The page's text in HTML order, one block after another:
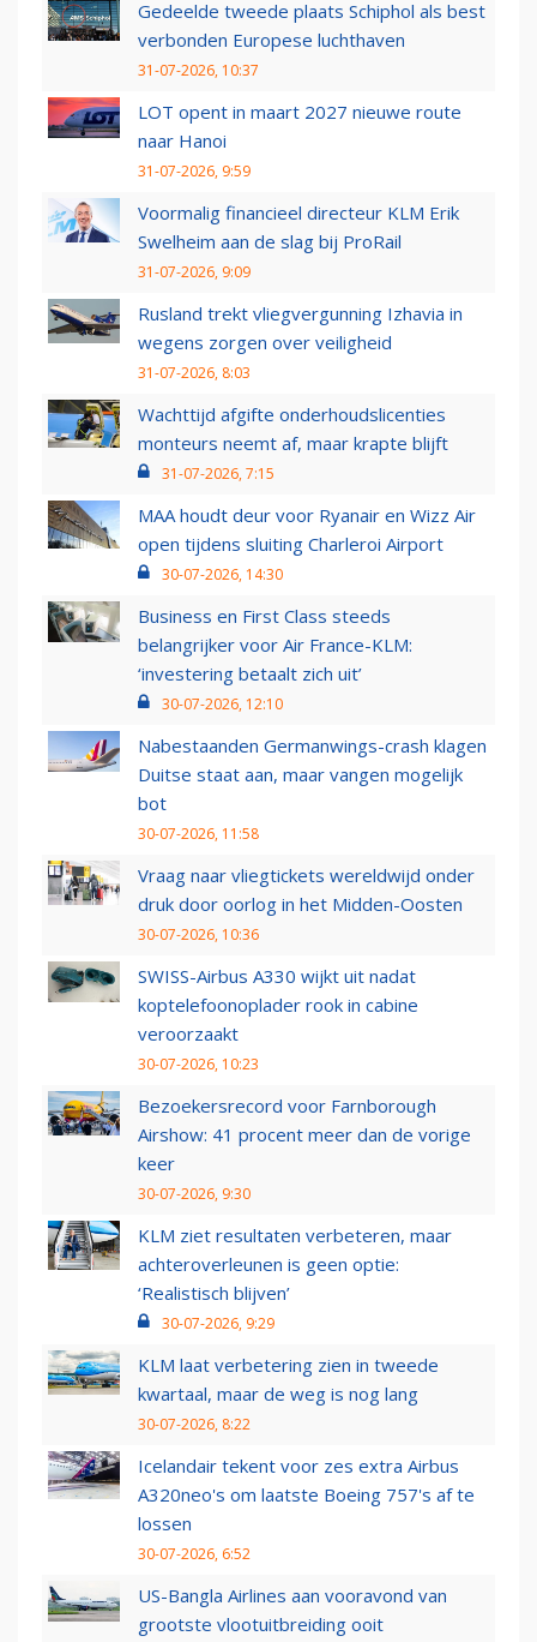
Gedeelde tweede plaats Schiphol als best
verbonden Europese luchthaven
31-07-2026, 10:37
LOT opent in maart 2027 nieuwe route
naar Hanoi
31-07-2026, 9:59
Voormalig financieel directeur KLM Erik
Swelheim aan de slag bij ProRail
31-07-2026, 9:09
Rusland trekt vliegvergunning Izhavia in
wegens zorgen over veiligheid
31-07-2026, 8:03
Wachttijd afgifte onderhoudslicenties
monteurs neemt af, maar krapte blijft
31-07-2026, 7:15
MAA houdt deur voor Ryanair en Wizz Air
open tijdens sluiting Charleroi Airport
30-07-2026, 14:30
Business en First Class steeds
belangrijker voor Air France-KLM:
‘investering betaalt zich uit’
30-07-2026, 12:10
Nabestaanden Germanwings-crash klagen
Duitse staat aan, maar vangen mogelijk
bot
30-07-2026, 11:58
Vraag naar vliegtickets wereldwijd onder
druk door oorlog in het Midden-Oosten
30-07-2026, 10:36
SWISS-Airbus A330 wijkt uit nadat
koptelefoonoplader rook in cabine
veroorzaakt
30-07-2026, 10:23
Bezoekersrecord voor Farnborough
Airshow: 41 procent meer dan de vorige
keer
30-07-2026, 9:30
KLM ziet resultaten verbeteren, maar
achteroverleunen is geen optie:
‘Realistisch blijven’
30-07-2026, 9:29
KLM laat verbetering zien in tweede
kwartaal, maar de weg is nog lang
30-07-2026, 8:22
Icelandair tekent voor zes extra Airbus
A320neo's om laatste Boeing 757's af te
lossen
30-07-2026, 6:52
US-Bangla Airlines aan vooravond van
grootste vlootuitbreiding ooit